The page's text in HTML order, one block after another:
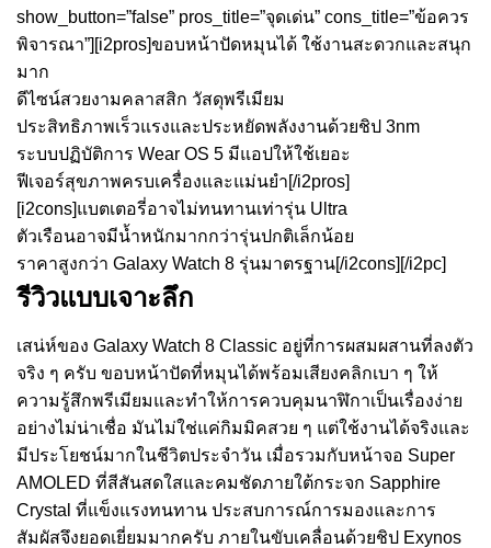
show_button=”false” pros_title=”จุดเด่น” cons_title=”ข้อควร
พิจารณา”][i2pros]ขอบหน้าปัดหมุนได้ ใช้งานสะดวกและสนุก
มาก
ดีไซน์สวยงามคลาสสิก วัสดุพรีเมียม
ประสิทธิภาพเร็วแรงและประหยัดพลังงานด้วยชิป 3nm
ระบบปฏิบัติการ Wear OS 5 มีแอปให้ใช้เยอะ
ฟีเจอร์สุขภาพครบเครื่องและแม่นยำ[/i2pros]
[i2cons]แบตเตอรี่อาจไม่ทนทานเท่ารุ่น Ultra
ตัวเรือนอาจมีน้ำหนักมากกว่ารุ่นปกติเล็กน้อย
ราคาสูงกว่า Galaxy Watch 8 รุ่นมาตรฐาน[/i2cons][/i2pc]
รีวิวแบบเจาะลึก
เสน่ห์ของ Galaxy Watch 8 Classic อยู่ที่การผสมผสานที่ลงตัว
จริง ๆ ครับ ขอบหน้าปัดที่หมุนได้พร้อมเสียงคลิกเบา ๆ ให้
ความรู้สึกพรีเมียมและทำให้การควบคุมนาฬิกาเป็นเรื่องง่าย
อย่างไม่น่าเชื่อ มันไม่ใช่แค่กิมมิคสวย ๆ แต่ใช้งานได้จริงและ
มีประโยชน์มากในชีวิตประจำวัน เมื่อรวมกับหน้าจอ Super
AMOLED ที่สีสันสดใสและคมชัดภายใต้กระจก Sapphire
Crystal ที่แข็งแรงทนทาน ประสบการณ์การมองและการ
สัมผัสจึงยอดเยี่ยมมากครับ ภายในขับเคลื่อนด้วยชิป Exynos